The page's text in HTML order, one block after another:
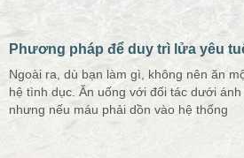
Phương pháp để duy trì lửa yêu
Ngoài ra, dù bạn làm gì, không nên ăn
hệ tình dục. Ăn uống với đối tác dưới
nhưng nếu máu phải dồn vào hệ thống